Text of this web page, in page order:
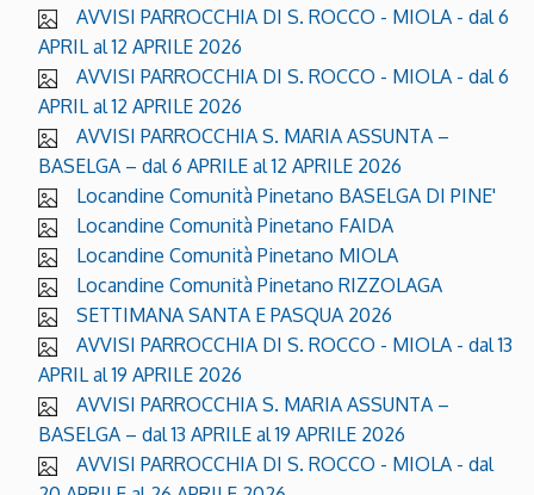
AVVISI PARROCCHIA DI S. ROCCO - MIOLA - dal 6
APRIL al 12 APRILE 2026
AVVISI PARROCCHIA DI S. ROCCO - MIOLA - dal 6
APRIL al 12 APRILE 2026
AVVISI PARROCCHIA S. MARIA ASSUNTA –
BASELGA – dal 6 APRILE al 12 APRILE 2026
Locandine Comunità Pinetano BASELGA DI PINE'
Locandine Comunità Pinetano FAIDA
Locandine Comunità Pinetano MIOLA
Locandine Comunità Pinetano RIZZOLAGA
SETTIMANA SANTA E PASQUA 2026
AVVISI PARROCCHIA DI S. ROCCO - MIOLA - dal 13
APRIL al 19 APRILE 2026
AVVISI PARROCCHIA S. MARIA ASSUNTA –
BASELGA – dal 13 APRILE al 19 APRILE 2026
AVVISI PARROCCHIA DI S. ROCCO - MIOLA - dal